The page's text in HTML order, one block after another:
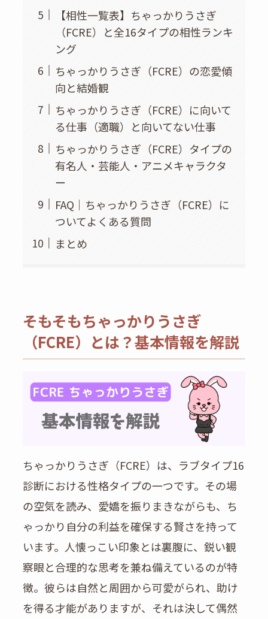
【相性一覧表】ちゃっかりうさぎ
（FCRE）と全16タイプの相性ランキ
ング
ちゃっかりうさぎ（FCRE）の恋愛傾
向と結婚観
ちゃっかりうさぎ（FCRE）に向いて
る仕事（適職）と向いてない仕事
ちゃっかりうさぎ（FCRE）タイプの
有名人・芸能人・アニメキャラクタ
ー
FAQ｜ちゃっかりうさぎ（FCRE）に
ついてよくある質問
まとめ
そもそもちゃっかりうさぎ
（FCRE）とは？基本情報を解説
ちゃっかりうさぎ（FCRE）は、ラブタイプ16
診断における性格タイプの一つです。その場
の空気を読み、愛嬌を振りまきながらも、ち
ゃっかり自分の利益を確保する賢さを持って
います。人懐っこい印象とは裏腹に、鋭い観
察眼と合理的な思考を兼ね備えているのが特
徴。彼らは自然と周囲から可愛がられ、助け
を得る才能がありますが、それは決して偶然